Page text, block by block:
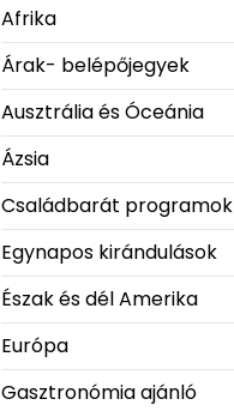
Afrika
Árak- belépőjegyek
Ausztrália és Óceánia
Ázsia
Családbarát programok
Egynapos kirándulások
Észak és dél Amerika
Európa
Gasztronómia ajánló